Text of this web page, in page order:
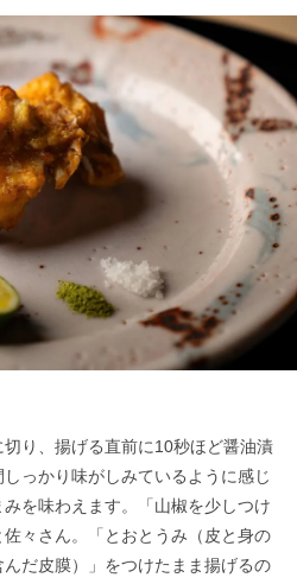
り、揚げる直前に10秒ほど醤油漬
っかり味がしみているように感じ
を味わえます。「山椒を少しつけ
々さん。「とおとうみ（皮と身の
だ皮膜）」をつけたまま揚げるの